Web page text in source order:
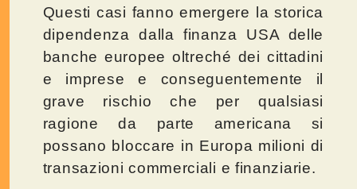
Questi casi fanno emergere la storica
dipendenza dalla finanza USA delle
banche europee oltreché dei cittadini
e imprese e conseguentemente il
grave rischio che per qualsiasi
ragione da parte americana si
possano bloccare in Europa milioni di
transazioni commerciali e finanziarie.